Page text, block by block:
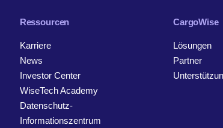
Ressourcen
Karriere
News
Investor Center
WiseTech Academy
Datenschutz-
Informationszentrum
CargoWise
Lösungen
Partner